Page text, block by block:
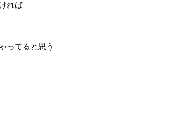
れば
ってると思う